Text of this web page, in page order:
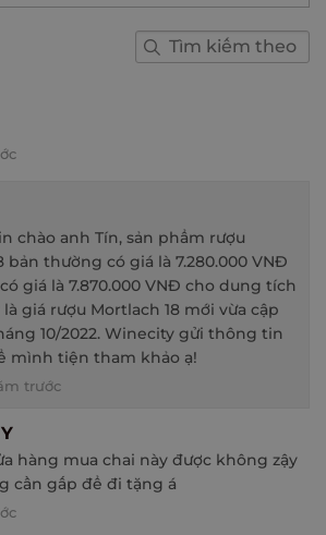
chào anh Tín, sản phẩm rượu
bản thường có giá là 7.280.000 VNĐ
giá là 7.870.000 VNĐ cho dung tích
giá rượu Mortlach 18 mới vừa cập
10/2022. Winecity gửi thông tin
mình tiện tham khảo ạ!
trước
hàng mua chai này được không zậy
cần gấp để đi tặng á